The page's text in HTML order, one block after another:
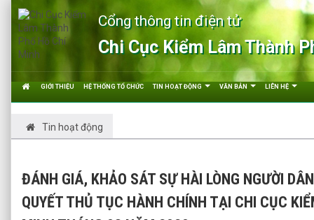
Cổng thông tin điện tử
Chi Cục Kiểm Lâm Thành
GIỚI THIỆU HỆ THỐNG TỔ CHỨC TIN HOẠT ĐỘNG VĂN BẢN LIÊN HỆ
Tin hoạt động
ĐÁNH GIÁ, KHẢO SÁT SỰ HÀI LÒNG NGƯỜI
QUYẾT THỦ TỤC HÀNH CHÍNH TẠI CHI CỤC